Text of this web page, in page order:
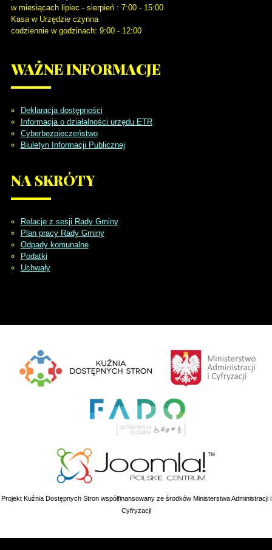
w miesiącach lipiec - sierpień : 7:00 - 15:00
Kasa w Urzędzie czynna
codziennie w godzinach: 9:00 - 12:00
WAŻNEINFORMACJE
Deklaracja dostępności
Informacja o działalności urzędu ETR
Cyberbezpieczeństwo
Biuletyn Informacji Publicznej
NA SKRÓTY
Relacje z sesji Rady Gminy
Plan pracy Rady Gminy
Odpady komunalne
Podatki
Uchwały
Projekt Kuźnia Dostępnych Stron współfinansowany ze środków Ministerstwa Administracji i
Cyfryzacji